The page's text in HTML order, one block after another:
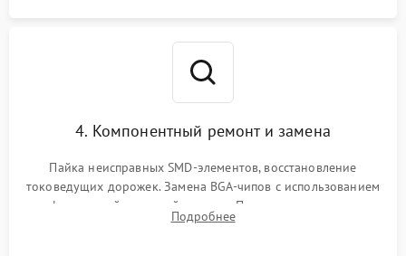
4. Компонентный ремонт и замена
Пайка неисправных SMD-элементов, восстановление
токоведущих дорожек. Замена BGA-чипов с использованием
инфракрасной паяльной станции. Прошивка микросхемы
BIOS или замена поврежденных портов USB
Подробнее